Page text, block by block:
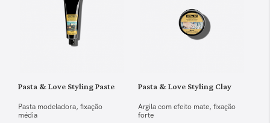
Pasta & Love Styling Paste
Pasta modeladora, fixação
média
Pasta & Love Styling Clay
Argila com efeito mate, fixação
forte